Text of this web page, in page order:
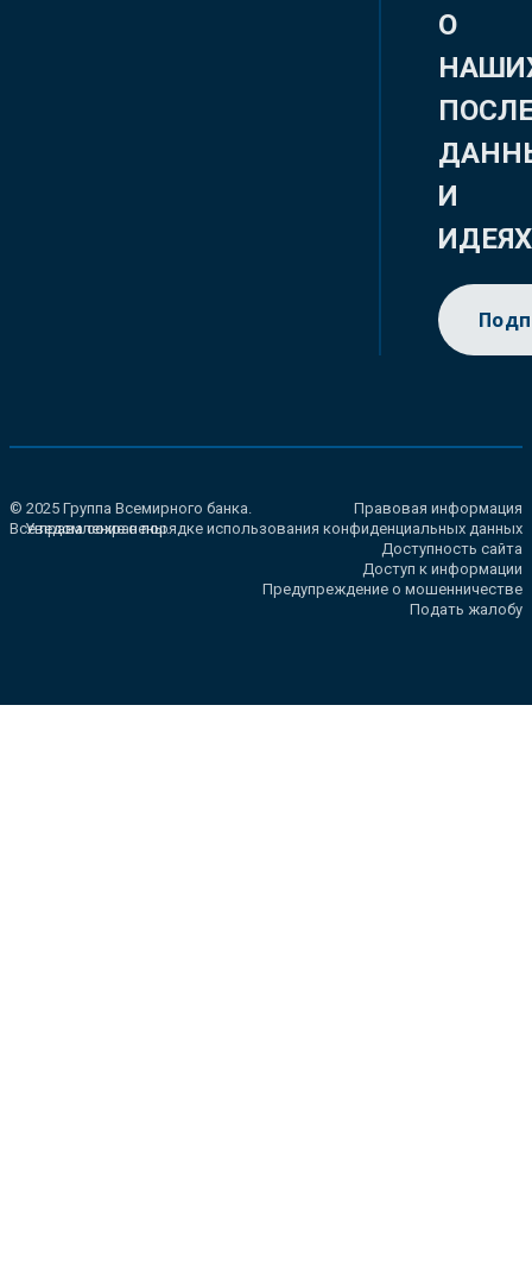
О
И
ИДЕЯХ
© 2025 Группа Всемирного банка.
Все права сохранены.
Правовая информация
Уведомление о порядке использования конфиденциальных данных
Доступность сайта
Доступ к информации
Предупреждение о мошенничестве
Подать жалобу